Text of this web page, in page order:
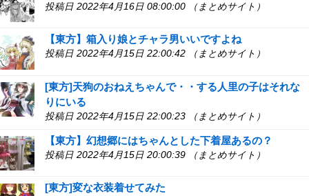
投稿日 2022年4月16日 08:00:00 （まとめサイト）
【東方】箱入り娘とチャラ男いいですよね
投稿日 2022年4月15日 22:00:42 （まとめサイト）
[東方]天狗のおねえちゃんで・・する人里の子はそれな
りにいる
投稿日 2022年4月15日 22:00:23 （まとめサイト）
【東方】幻想郷にはちゃんとした下着屋あるの？
投稿日 2022年4月15日 20:00:39 （まとめサイト）
[東方]変な衣装着せてみた